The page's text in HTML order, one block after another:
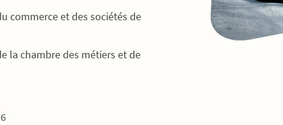
commerce et des sociétés de
la chambre des métiers et de